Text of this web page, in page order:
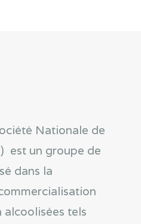
Nationale de
est un groupe de
dans la
alcoolisées tels